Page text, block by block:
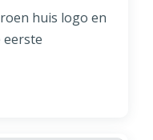
huis logo en
eerste